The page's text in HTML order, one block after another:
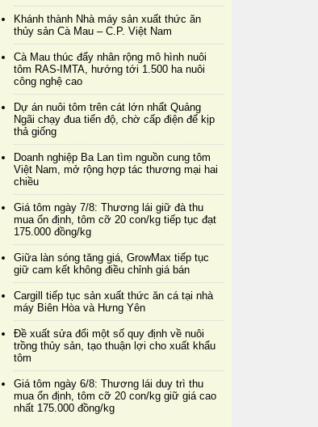
Khánh thành Nhà máy sản xuất thức ăn
thủy sản Cà Mau – C.P. Việt Nam
Cà Mau thúc đẩy nhân rộng mô hình nuôi
tôm RAS-IMTA, hướng tới 1.500 ha nuôi
công nghệ cao
Dự án nuôi tôm trên cát lớn nhất Quảng
Ngãi chạy đua tiến độ, chờ cấp điện để kịp
thả giống
Doanh nghiệp Ba Lan tìm nguồn cung tôm
Việt Nam, mở rộng hợp tác thương mại hai
chiều
Giá tôm ngày 7/8: Thương lái giữ đà thu
mua ổn định, tôm cỡ 20 con/kg tiếp tục đạt
175.000 đồng/kg
Giữa làn sóng tăng giá, GrowMax tiếp tục
giữ cam kết không điều chỉnh giá bán
Cargill tiếp tục sản xuất thức ăn cá tại nhà
máy Biên Hòa và Hưng Yên
Đề xuất sửa đổi một số quy định về nuôi
trồng thủy sản, tạo thuận lợi cho xuất khẩu
tôm
Giá tôm ngày 6/8: Thương lái duy trì thu
mua ổn định, tôm cỡ 20 con/kg giữ giá cao
nhất 175.000 đồng/kg